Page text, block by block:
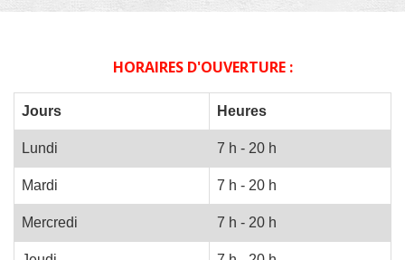
HORAIRES D'OUVERTURE :
Jours Heures
Lundi 7 h - 20 h
Mardi 7 h - 20 h
Mercredi 7 h - 20 h